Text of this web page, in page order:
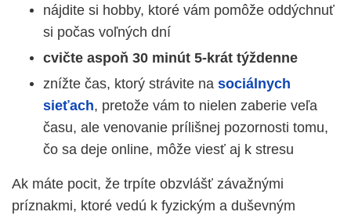
nájdite si hobby, ktoré vám pomôže oddýchnuť
si počas voľných dní
cvičte aspoň 30 minút 5-krát týždenne
znížte čas, ktorý strávite na sociálnych
sieťach, pretože vám to nielen zaberie veľa
času, ale venovanie prílišnej pozornosti tomu,
čo sa deje online, môže viesť aj k stresu
Ak máte pocit, že trpíte obzvlášť závažnými
príznakmi, ktoré vedú k fyzickým a duševným